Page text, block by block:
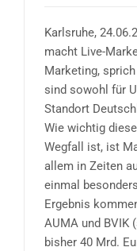
Karlsruhe,
macht Live-
Marketing,
sind sowohl für
Standort
Wie wichtig
Wegfall ist, ist
allem in Zeiten
einmal
Ergebnis
AUMA und BVIK
bisher 40 Mrd.